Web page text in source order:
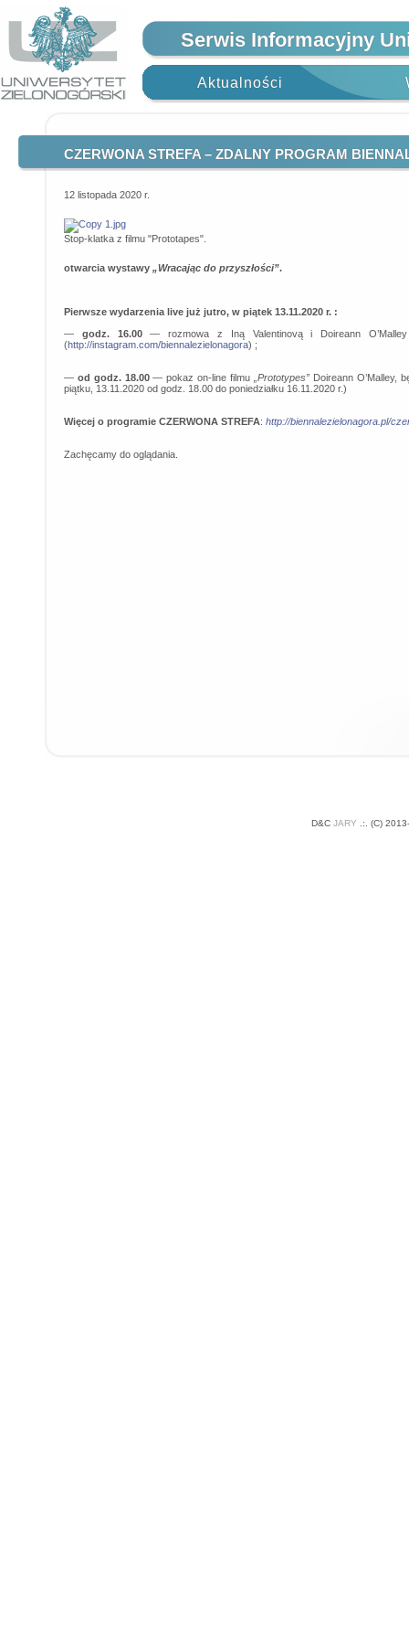
Serwis Informacyjny
Aktualności
CZERWONA STREFA – ZDALNY PROGRAM
12 listopada 2020 r.
Stop-klatka z filmu "Prototapes".
otwarcia wystawy „Wracając do przyszłości”.
Pierwsze wydarzenia live już jutro, w piątek 13.11.2020 r. :
— godz. 16.00— rozmowa z Iną Valentinovą i Doireann
(http://instagram.com/biennalezielonagora) ;
— od godz. 18.00— pokaz on-line filmu „Prototypes”Doireann O’Malley,
piątku, 13.11.2020 od godz. 18.00 do poniedziałku 16.11.2020 r.)
Więcej o programie CZERWONA STREFA: http://biennalezielonagora.pl/
Zachęcamy do oglądania.
D&C JARY .: (C)